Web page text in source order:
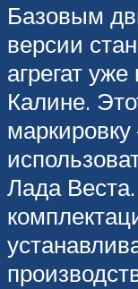
Базовым
версии
агрегат
Калине.
Лада